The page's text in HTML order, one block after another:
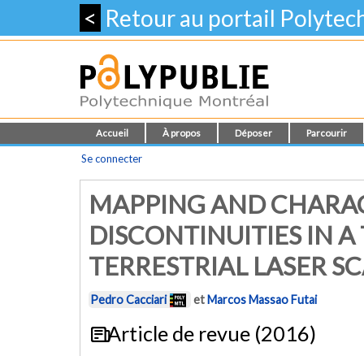
< Retour au portail
Accueil À propos Déposer Parcourir
Se connecter
MAPPING AND
DISCONTINUITIES IN
TERRESTRIAL LASER
Pedro Cacciari etMarcos Massao Futai
Article de revue (2016)